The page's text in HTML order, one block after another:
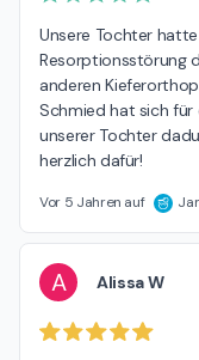
Unsere Tochter
Resorptionsstörung
anderen
Schmied hat sich für
unserer Tochter
herzlich dafür!
Vor 5 Jahren auf
A Alissa W